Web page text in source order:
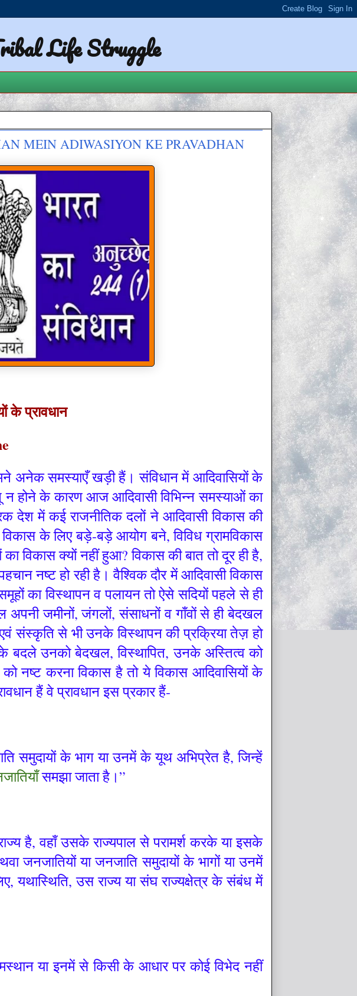
Life Struggle
MEIN ADIWASIYON KE PRAVADHAN
के प्रावधान
अनेक समस्याएँ खड़ी हैं। संविधान में आदिवासियों के
न होने के कारण आज आदिवासी विभिन्न समस्याओं का
देश में कई राजनीतिक दलों ने आदिवासी विकास की
के लिए बड़े-बड़े आयोग बने, विविध ग्रामविकास
विकास क्यों नहीं हुआ? विकास की बात तो दूर ही है,
नष्ट हो रही है। वैश्विक दौर में आदिवासी विकास
का विस्थापन व पलायन तो ऐसे सदियों पहले से ही
अपनी जमीनों, जंगलों, संसाधनों व गाँवों से ही बेदखल
संस्कृति से भी उनके विस्थापन की प्रक्रिया तेज़ हो
बदले उनको बेदखल, विस्थापित, उनके अस्तित्व को
नष्ट करना विकास है तो ये विकास आदिवासियों के
हैं वे प्रावधान इस प्रकार हैं-
समुदायों के भाग या उनमें के यूथ अभिप्रेत है, जिन्हें
समझा जाता है।”
है, वहाँ उसके राज्यपाल से परामर्श करके या इसके
जनजातियों या जनजाति समुदायों के भागों या उनमें
यथास्थिति, उस राज्य या संघ राज्यक्षेत्र के संबंध में
या इनमें से किसी के आधार पर कोई विभेद नहीं